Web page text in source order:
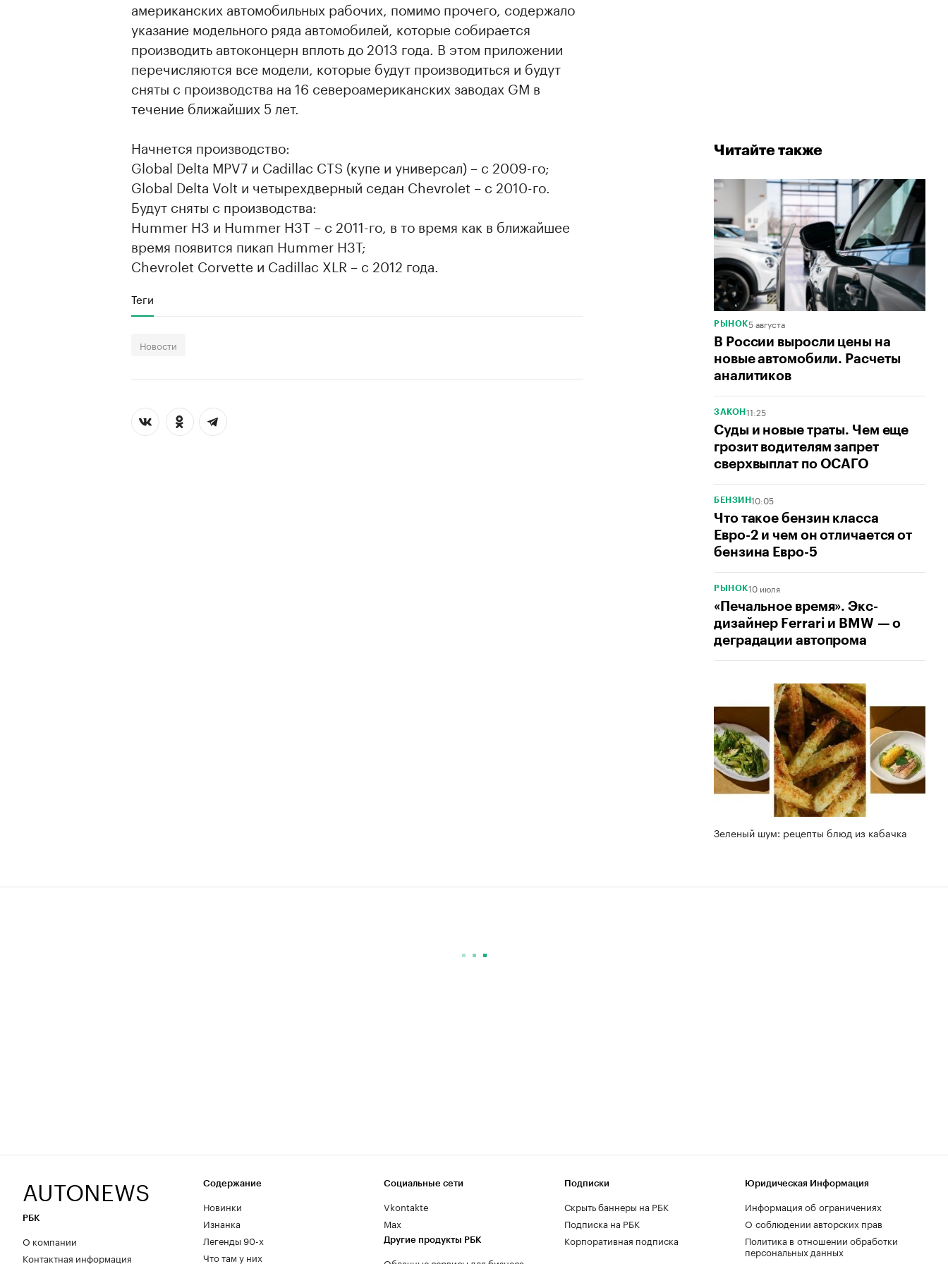
Читайте также
РЫНОК5 августа
В России выросли цены на
новые автомобили. Расчеты
аналитиков
ЗАКОН 11:25
Суды и новые траты. Чем еще
грозит водителям запрет
сверхвыплат по ОСАГО
БЕНЗИН10:05
Что такое бензин класса
Евро-2 и чем он отличается от
бензина Евро-5
РЫНОК10 июля
«Печальное время». Экс-
дизайнер Ferrari и BMW — о
деградации автопрома
Зеленый шум: рецепты блюд из кабачка
американских автомобильных рабочих, помимо прочего, содержало
указание модельного ряда автомобилей, которые собирается
производить автоконцерн вплоть до 2013 года. В этом приложении
перечисляются все модели, которые будут производиться и будут
сняты с производства на 16 североамериканских заводах GM в
течение ближайших 5 лет.
Начнется производство:
Global Delta MPV7 и Cadillac CTS (купе и универсал) – с 2009-го;
Global Delta Volt и четырехдверный седан Chevrolet – с 2010-го.
Будут сняты с производства:
Hummer H3 и Hummer H3T – с 2011-го, в то время как в ближайшее
время появится пикап Hummer H3T;
Chevrolet Corvette и Cadillac XLR – c 2012 года.
Теги
Новости
AUTONEWS
РБК
О компании
Контактная информация
Содержание
Новинки
Изнанка
Легенды 90-х
Что там у них
Социальные сети
Vkontakte
Max
Другие продукты РБК
Подписки
Скрыть баннеры на РБК
Подписка на РБК
Корпоративная подписка
Юридическая Информация
Информация об ограничениях
О соблюдении авторских прав
Политика в отношении обработки
персональных данных